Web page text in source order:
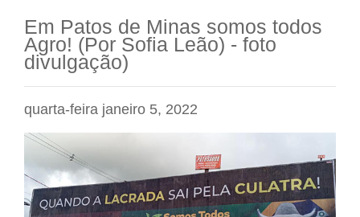
Em Patos de Minas somos todos
Agro! (Por Sofia Leão) - foto
divulgação)
quarta-feira janeiro 5, 2022